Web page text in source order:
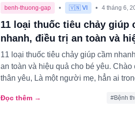
benh-thuong-gap • 🇻🇳 VI • 4 tháng 6,
11 loại thuốc tiêu chảy giúp
nhanh, điều trị an toàn và
11 loại thuốc tiêu chảy giúp cầm
an toàn và hiệu quả cho bé yêu. Chào
thân yêu, Là một người mẹ, hẳn ai
Đọc thêm → #Bệnh